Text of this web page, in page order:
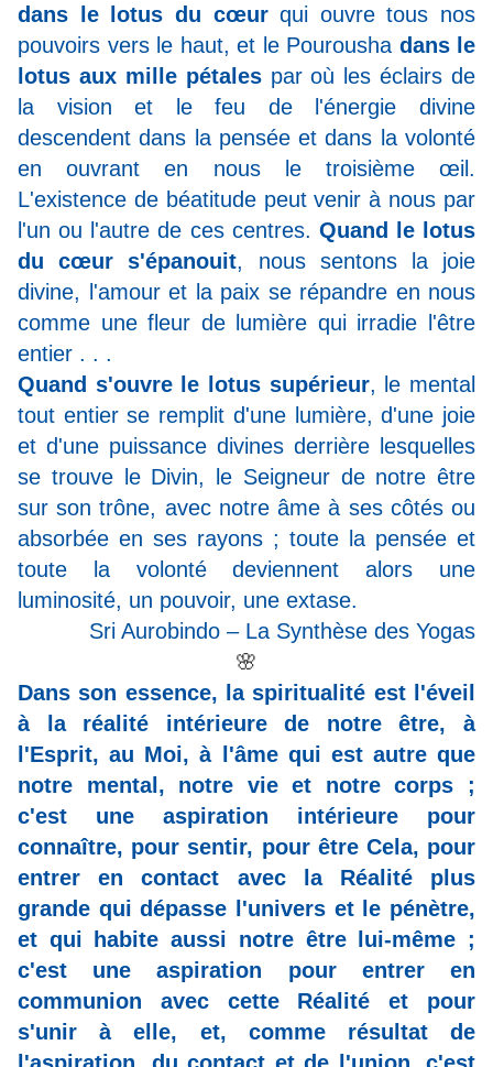
dans le lotus du cœurqui ouvre tous nos
pouvoirs vers le haut, et le Pourousha dans le
lotus aux mille pétalespar où les éclairs de
la vision et le feu de l'énergie divine
descendent dans la pensée et dans la volonté
en ouvrant en nous le troisième œil.
L'existence de béatitude peut venir à nous par
l'un ou l'autre de ces centres. Quand le lotus
du cœur s'épanouit, nous sentons la joie
divine, l'amour et la paix se répandre en nous
comme une fleur de lumière qui irradie l'être
entier . . .
Quand s'ouvre le lotus supérieur, le mental
tout entier se remplit d'une lumière, d'une joie
et d'une puissance divines derrière lesquelles
se trouve le Divin, le Seigneur de notre être
sur son trône, avec notre âme à ses côtés ou
absorbée en ses rayons ; toute la pensée et
toute la volonté deviennent alors une
luminosité, un pouvoir, une extase.
Sri Aurobindo – La Synthèse des Yogas
🌸
Dans son essence, la spiritualité est l'éveil
à la réalité intérieure de notre être, à
l'Esprit, au Moi, à l'âme qui est autre que
notre mental, notre vie et notre corps ;
c'est une aspiration intérieure pour
connaître, pour sentir, pour être Cela, pour
entrer en contact avec la Réalité plus
grande qui dépasse l'univers et le pénètre,
et qui habite aussi notre être lui-même ;
c'est une aspiration pour entrer en
communion avec cette Réalité et pour
s'unir à elle, et, comme résultat de